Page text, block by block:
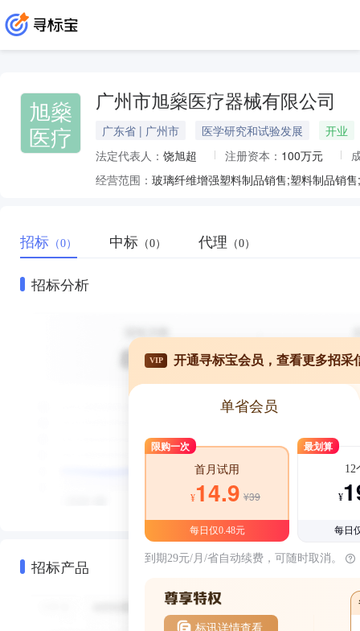
旭燊
医疗
广州市旭燊医疗器械有限公司
广东省 | 广州市 医学研究和试验发展
开业
法定代表人： 饶旭超 注册资本： 100万元
经营范围：
招标 （0） 中标 （0） 代理 （0）
招标分析
招标产品
VIP 开通寻标宝会员，查看更多招采
单省会员
限购一次
首月试用
¥14.9 ¥39
每日仅0.48元
最划算
12
¥
每日
到期29元/月/省自动续费，可随时取消。
标讯详情查看